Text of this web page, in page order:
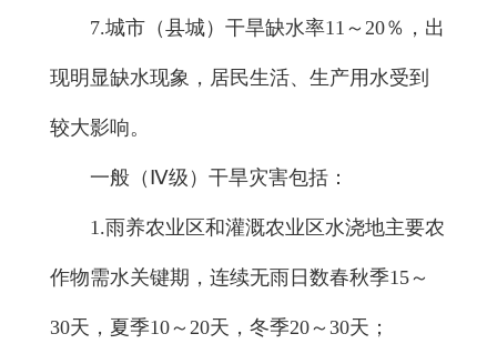
7.城市（县城）干旱缺水率11～20％，出
现明显缺水现象，居民生活、生产用水受到
较大影响。
一般（Ⅳ级）干旱灾害包括：
1.雨养农业区和灌溉农业区水浇地主要农
作物需水关键期，连续无雨日数春秋季15～
30天，夏季10～20天，冬季20～30天；